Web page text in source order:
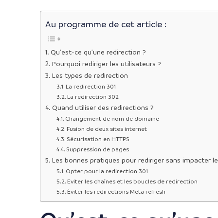
Au programme de cet article :
Qu’est-ce qu’une redirection ?
Pourquoi rediriger les utilisateurs ?
Les types de redirection
La redirection 301
La redirection 302
Quand utiliser des redirections ?
Changement de nom de domaine
Fusion de deux sites internet
Sécurisation en HTTPS
Suppression de pages
Les bonnes pratiques pour rediriger sans impacter le
Opter pour la redirection 301
Eviter les chaînes et les boucles de redirection
Éviter les redirections Meta refresh